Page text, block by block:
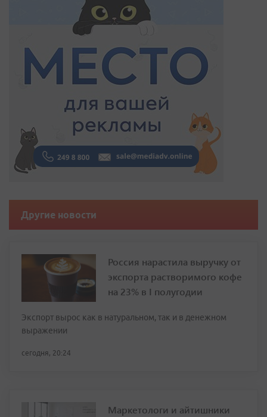
Другие новости
Россия нарастила выручку от
экспорта растворимого кофе
на 23% в I полугодии
Экспорт вырос как в натуральном, так и в денежном
выражении
сегодня, 20:24
Маркетологи и айтишники